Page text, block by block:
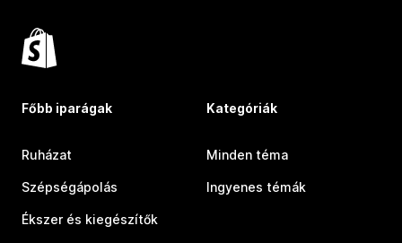
Főbb iparágak
Ruházat
Szépségápolás
Ékszer és kiegészítők
Kategóriák
Minden téma
Ingyenes témák